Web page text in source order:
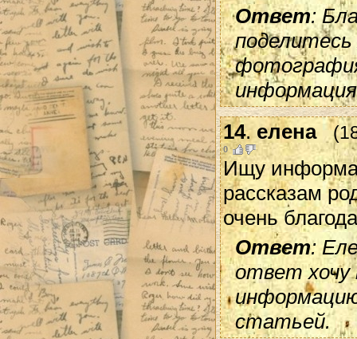
Ответ:
14. елена
0
Ищу
рассказам
очень
Ответ:
ответ хочу
статьей.